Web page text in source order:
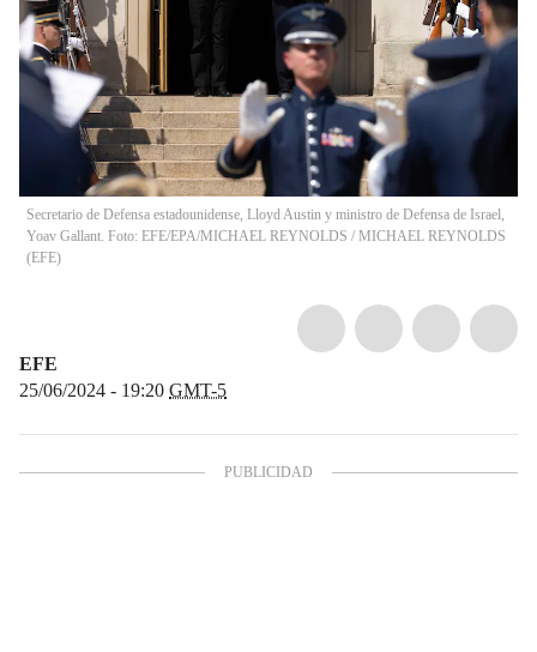
Secretario de Defensa estadounidense, Lloyd Austin y ministro de Defensa de Israel,
Yoav Gallant. Foto: EFE/EPA/MICHAEL REYNOLDS / MICHAEL REYNOLDS
(EFE)
EFE
25/06/2024 - 19:20 GMT-5